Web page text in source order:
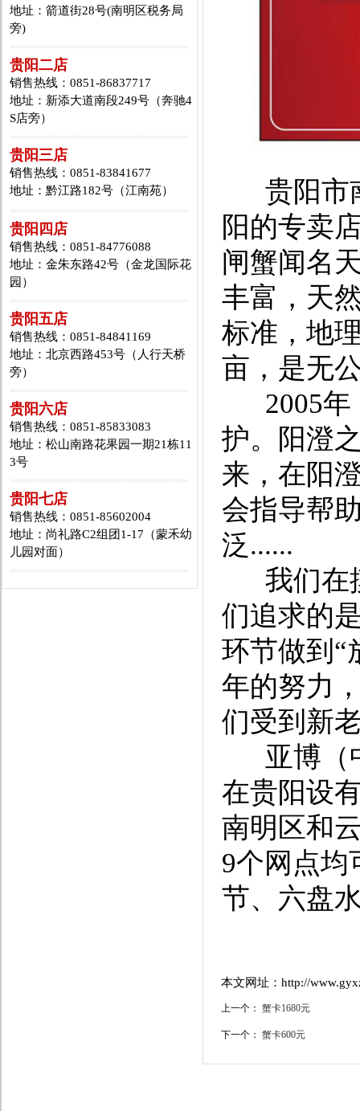
地址：箭道街28号(南明区税务局
旁)
贵阳二店
销售热线：0851-86837717
地址：新添大道南段249号（奔驰4
S店旁）
贵阳三店
销售热线：0851-83841677
地址：黔江路182号（江南苑）
贵阳四店
销售热线：0851-84776088
地址：金朱东路42号（金龙国际花
园）
贵阳五店
销售热线：0851-84841169
地址：北京西路453号（人行天桥
旁）
贵阳六店
销售热线：0851-85833083
地址：松山南路花果园一期21栋11
3号
贵阳七店
销售热线：0851-85602004
地址：尚礼路C2组团1-17（蒙禾幼
儿园对面）
贵阳市
阳的专卖
闸蟹闻名
丰富，天
标准，地
亩，是无
2005年
护。阳澄
来，在阳
会指导帮
泛......
我们在
们追求的
环节做到“
年的努力
们受到新
亚博（
在贵阳设
南明区和
9个网点均
节、六
本文网址：http://
上一个： 蟹卡1680元
下一个： 蟹卡600元